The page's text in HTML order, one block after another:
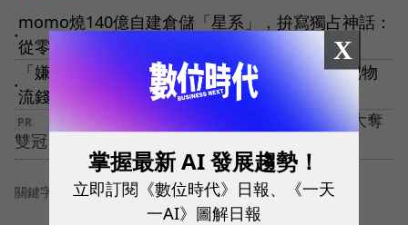
●
momo燒140億自建倉儲「星系」，拚寫獨占神話：
從零開始才能極致高效！
●
「嫌PChome土，我們就更土！」張瑜珊如何把物
流錢坑變前瞻？挾統一座標之力孵新商機
【5G 競局新解】告別極速迷思！ 台灣大哥大奪
雙冠，重定義「好網路」
關鍵字： ＃電商 ＃智慧物流 ＃物流業
X
掌握最新 AI 發展趨勢！
立即訂閱《數位時代》日報、《一天
一AI》圖解日報